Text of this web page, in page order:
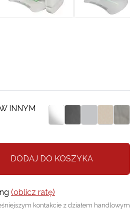
INNYM
DODAJ DO KOSZYKA
(oblicz ratę)
kontakcie z działem handlowym